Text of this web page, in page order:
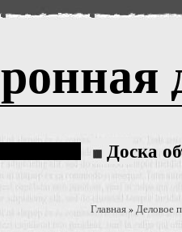
Доска
Главная»Деловое